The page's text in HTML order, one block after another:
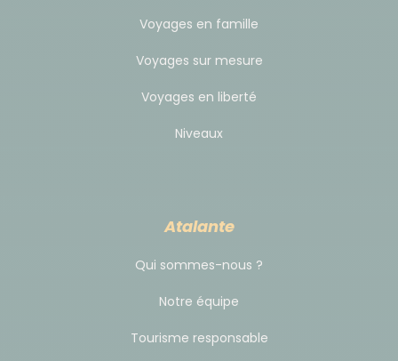
Voyages en famille
Voyages sur mesure
Voyages en liberté
Niveaux
Atalante
Qui sommes-nous ?
Notre équipe
Tourisme responsable